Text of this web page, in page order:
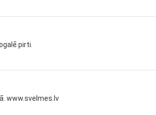
pirti.
www.svelmes.lv